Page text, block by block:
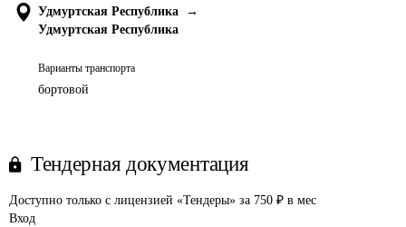
Удмуртская Республика
→
Удмуртская Республика
Варианты транспорта
бортовой
Тендерная документация
Доступно только с лицензией «Тендеры» за 750 ₽ в мес
Вход